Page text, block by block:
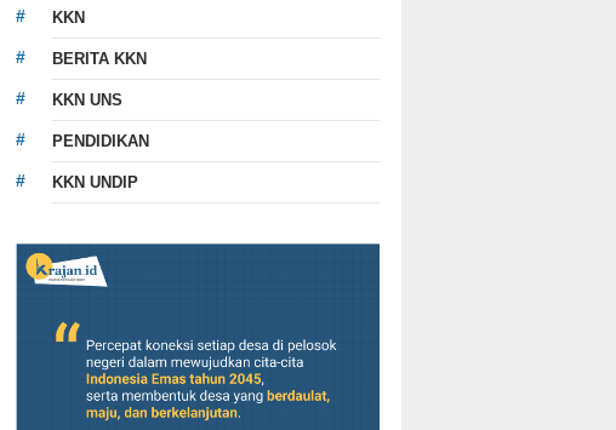
KKN
BERITA KKN
KKN UNS
PENDIDIKAN
KKN UNDIP